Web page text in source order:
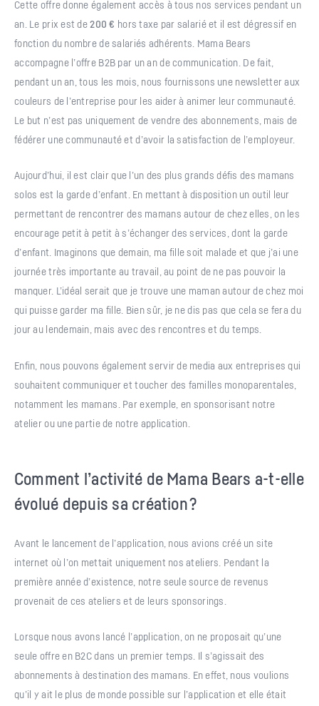
Cette offre donne également accès à tous nos services pendant un
an. Le prix est de200 € hors taxe par salarié et il est dégressif en
fonction du nombre de salariés adhérents. Mama Bears
accompagne l’offre B2B par un an de communication. De fait,
pendant un an, tous les mois, nous fournissons une newsletter aux
couleurs de l’entreprise pour les aider à animer leur communauté.
Le but n’est pas uniquement de vendre des abonnements, mais de
fédérer une communauté et d’avoir la satisfaction de l’employeur.
Aujourd’hui, il est clair que l’un des plus grands défis des mamans
solos est la garde d’enfant. En mettant à disposition un outil leur
permettant de rencontrer des mamans autour de chez elles, on les
encourage petit à petit à s’échanger des services, dont la garde
d’enfant. Imaginons que demain, ma fille soit malade et que j’ai une
journée très importante au travail, au point de ne pas pouvoir la
manquer. L’idéal serait que je trouve une maman autour de chez moi
qui puisse garder ma fille. Bien sûr, je ne dis pas que cela se fera du
jour au lendemain, mais avec des rencontres et du temps.
Enfin, nous pouvons également servir de media aux entreprises qui
souhaitent communiquer et toucher des familles monoparentales,
notamment les mamans. Par exemple, en sponsorisant notre
atelier ou une partie de notre application.
Comment l’activité de Mama Bears a-t-elle
évolué depuis sa création ?
Avant le lancement de l’application, nous avions créé un site
internet où l’on mettait uniquement nos ateliers. Pendant la
première année d’existence, notre seule source de revenus
provenait de ces ateliers et de leurs sponsorings.
Lorsque nous avons lancé l’application, on ne proposait qu’une
seule offre en B2C dans un premier temps. Il s’agissait des
abonnements à destination des mamans. En effet, nous voulions
qu’il y ait le plus de monde possible sur l’application et elle était